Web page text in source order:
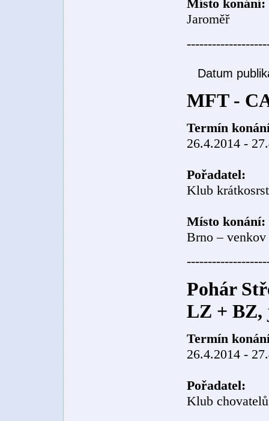
Místo konání:
Jaroměř
Datum
MFT -
Termín
26.4.2014 -
Pořadatel:
Klub
Místo konání:
Brno – venkov
Pohár
LZ + BZ,
Termín
26.4.2014 -
Pořadatel:
Klub